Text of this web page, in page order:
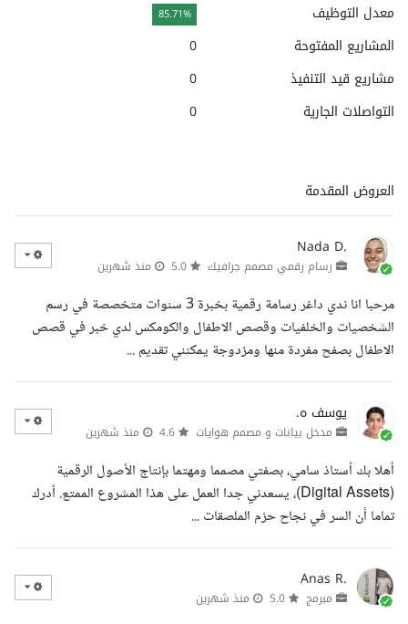
معدل التوظيف
85.71%
المشاريع المفتوحة
0
مشاريع قيد التنفيذ
0
التواصلات الجارية
0
العروض المقدمة
Nada D.
رسام رقمي مصمم جرافيك منذ شهرين
مرحبا انا ندي داغر رسامة رقمية بخبرة 3 سنوات متخصصة في رسم
الشخصيات والخلفيات وقصص الاطفال والكومكس لدي خبر في قصص
الاطفال بصفح مفردة منها ومزدوجة يمكنني تقديم ...
يوسف ه.
مدخل بيانات و مصمم هوايات منذ شهرين
أهلا بك أستاذ سامي، بصفتي مصمما ومهتما بإنتاج الأصول الرقمية
(Digital Assets)، يسعدني جدا العمل على هذا المشروع الممتع. أدرك
تماما أن السر في نجاح حزم الملصقات ...
Anas R.
مبرمج منذ شهرين